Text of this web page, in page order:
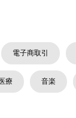
電子商取引
医療 音楽